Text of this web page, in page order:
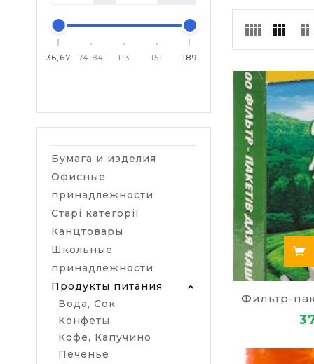
36,67 74,84 113 151 189
Бумага и изделия
Офисные
принадлежности
Старі категорії
Канцтовары
Школьные
принадлежности
Продукты питания
Вода, Сок
Конфеты
Кофе, Капучино
Печенье
Зелёный
Чашка
Хотите
функции
сосуды. Для
Чай
кожи,
Заказать
продукт по
Фильтр-